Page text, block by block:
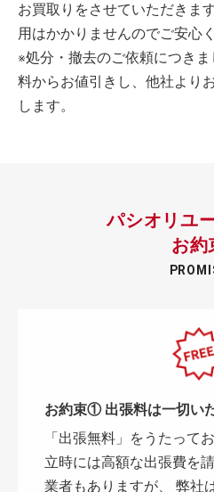
お買取りをさせていただきま
用はかかりませんのでご安心
※処分・撤去のご依頼につき
料からお値引きし、他社より
します。
パシオリユ
お約
お約束① 出張料は一切い
「出張無料」をうたって
立時には高額な出張費を
業者もありますが、 弊社